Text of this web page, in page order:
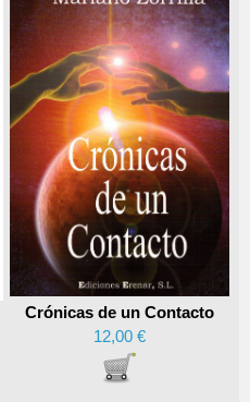
Crónicas de un Contacto
12,00 €